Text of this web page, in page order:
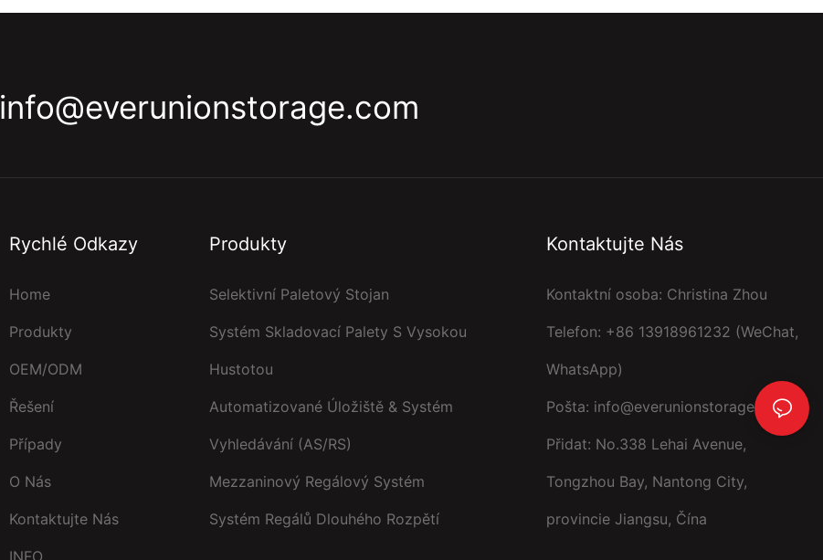
info@everunionstorage.com
Rychlé Odkazy
Home
Produkty
OEM/ODM
Řešení
Případy
O Nás
Kontaktujte Nás
INFO
Produkty
Selektivní Paletový Stojan
Systém Skladovací Palety S Vysokou
Hustotou
Automatizované Úložiště & Systém
Vyhledávání (AS/RS)
Mezzaninový Regálový Systém
Systém Regálů Dlouhého Rozpětí
Kontaktujte Nás
Kontaktní osoba: Christina Zhou
Telefon: +86 13918961232 (WeChat,
WhatsApp)
Pošta: info@everunionstorage.com
Přidat: No.338 Lehai Avenue,
Tongzhou Bay, Nantong City,
provincie Jiangsu, Čína